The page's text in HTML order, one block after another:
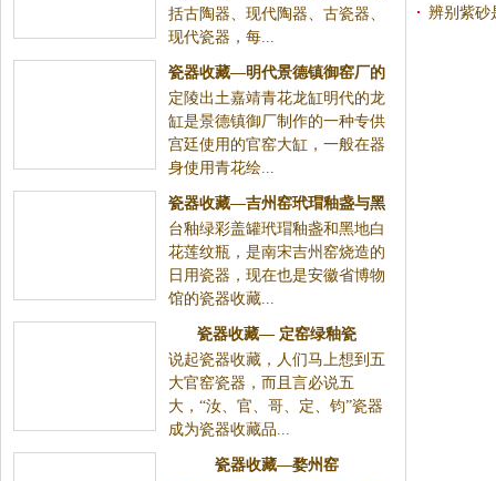
括古陶器、现代陶器、古瓷器、
现代瓷器，每...
瓷器收藏—明代景德镇御窑厂的
花缸制作
定陵出土嘉靖青花龙缸明代的龙
缸是景德镇御厂制作的一种专供
宫廷使用的官窑大缸，一般在器
身使用青花绘...
瓷器收藏—吉州窑玳瑁釉盏与黑
地白花莲纹瓶介绍
台釉绿彩盖罐玳瑁釉盏和黑地白
花莲纹瓶，是南宋吉州窑烧造的
日用瓷器，现在也是安徽省博物
馆的瓷器收藏...
瓷器收藏— 定窑绿釉瓷
说起瓷器收藏，人们马上想到五
大官窑瓷器，而且言必说五
大，“汝、官、哥、定、钧”瓷器
成为瓷器收藏品...
瓷器收藏—婺州窑
艺术品市
辨别紫砂